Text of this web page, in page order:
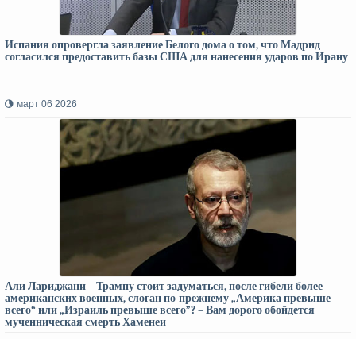
Испания опровергла заявление Белого дома о том, что Мадрид
согласился предоставить базы США для нанесения ударов по Ирану
март 06 2026
Али Лариджани – Трампу стоит задуматься, после гибели более
американских военных, слоган по-прежнему „Америка превыше
всего“ или „Израиль превыше всего”? – Вам дорого обойдется
мученническая смерть Хаменеи